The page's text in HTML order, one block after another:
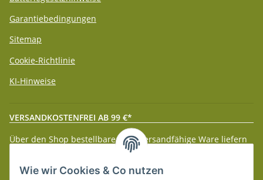
Garantiebedingungen
Sitemap
Cookie-Richtlinie
KI-Hinweise
VERSANDKOSTENFREI AB 99 €*
Über den Shop bestellbare paketversandfähige Ware liefern
wir innerhalb Deutschland (Festland) ab 99 € * Warenwert
versandkostenfrei.
Wie wir Cookies & Co nutzen